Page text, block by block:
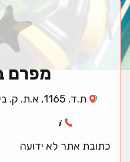
מפרם
ת.ד. 1165, א.ת. ק. ביאליק 27511
כתובת אתר לא ידועה